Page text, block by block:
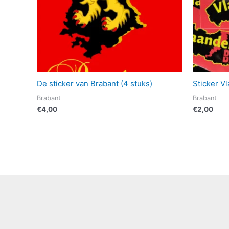
De sticker van Brabant (4 stuks)
Brabant
€4,00
Sticker
Brabant
€2,00